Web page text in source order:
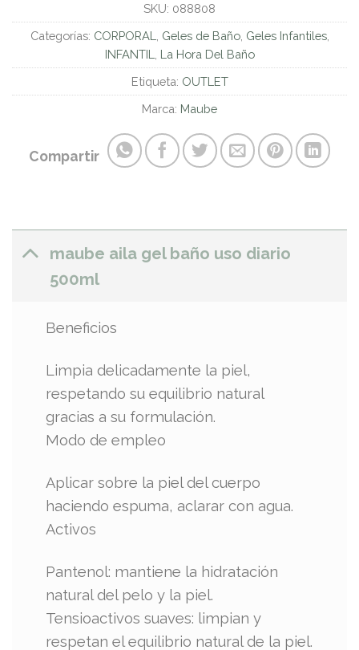
SKU: 088808
Categorías: CORPORAL Geles de Baño, Geles Infantiles,
INFANTIL
La Hora Del Baño
Etiqueta: OUTLET
Marca: Maube
Compartir
maube aila gel baño uso diario
500ml
Beneficios
Limpia delicadamente la piel,
respetando su equilibrio natural
gracias a su formulación.
Modo de empleo
Aplicar sobre la piel del cuerpo
haciendo espuma, aclarar con agua.
Activos
Pantenol: mantiene la hidratación
natural del pelo y la piel.
Tensioactivos suaves: limpian y
respetan el equilibrio natural de la piel.